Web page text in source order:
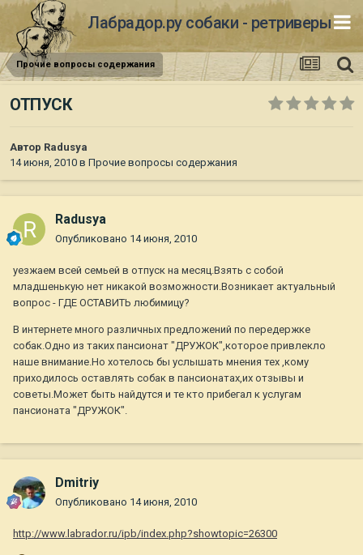
Лабрадор.ру собаки - ретриверы
Прочие вопросы содержания
ОТПУСК
Автор Radusya
14 июня, 2010 в Прочие вопросы содержания
Radusya
Опубликовано 14 июня, 2010
уезжаем всей семьей в отпуск на месяц.Взять с собой
младшенькую нет никакой возможности.Возникает актуальный
вопрос - ГДЕ ОСТАВИТЬ любимицу?
В интернете много различных предложений по передержке
собак.Одно из таких пансионат "ДРУЖОК",которое привлекло
наше внимание.Но хотелось бы услышать мнения тех ,кому
приходилось оставлять собак в пансионатах,их отзывы и
советы.Может быть найдутся и те кто прибегал к услугам
пансионата "ДРУЖОК".
Dmitriy
Опубликовано 14 июня, 2010
http://www.labrador.ru/ipb/index.php?showtopic=26300